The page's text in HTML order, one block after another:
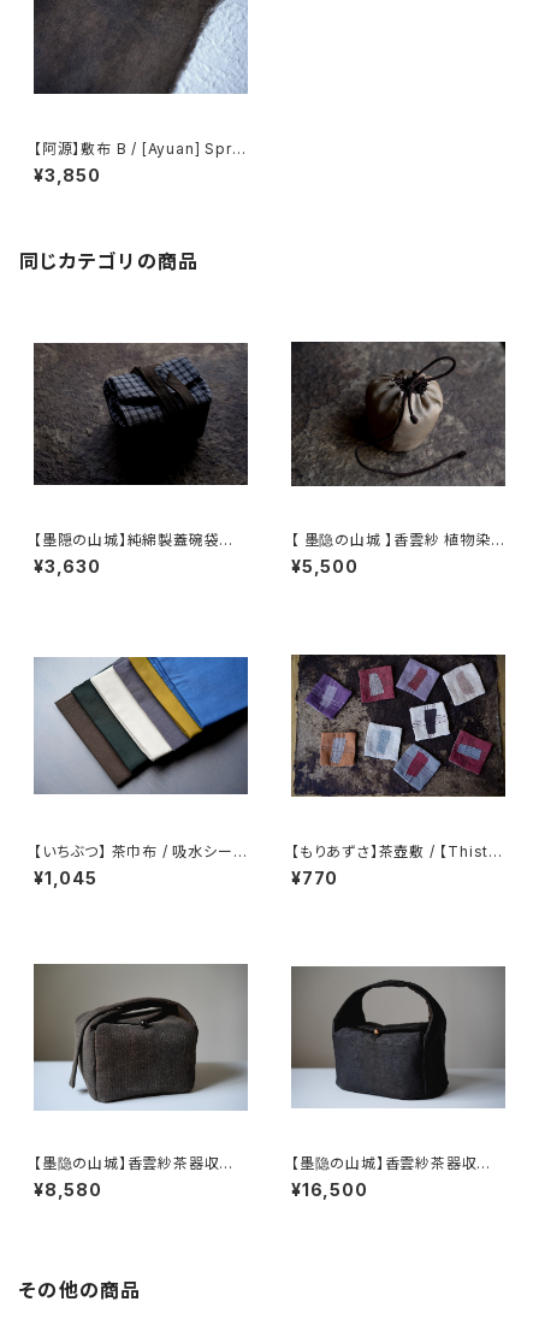
【阿源】敷布 B / [Ayuan] Spre
ading Cloth B
¥3,850
同じカテゴリの商品
【墨隠の山城】純綿製蓋碗袋内【
【 墨隐の山城 】香雲紗 植物染
仕覆 めカップ袋 【 Ink & Moun
¥3,630
【 墨隐の山城 】香雲紗 植物染
仕覆 めカップ袋 【 Ink & Moun
tain Tea Atelier】Tea Cadd
¥5,500
【いちぶつ】 茶巾布 / 吸水シート
(カビが生えない)
¥1,045
【もりあずさ】茶壺敷 / 【Thistl
e】Teapot Coaster
¥770
【墨隐の山城】香雲紗茶器収納
バッグ 「内袋分離式のアウトドア
ティーバッグ」
¥8,580
【墨隐の山城】香雲紗茶器収納
バッグ 「内袋分離式のアウトドア
ティーバッグ」
¥16,500
その他の商品